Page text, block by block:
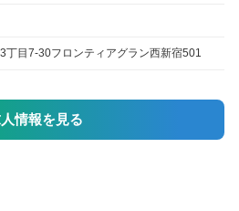
丁目7-30フロンティアグラン西新宿501
情報を見る